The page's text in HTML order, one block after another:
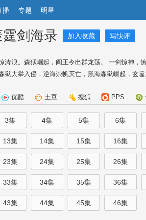
播 专题 明星
剑海录 加入收藏 写快评
涛浪。森狱崛起，阎王令出群龙荡。 一剑惊神，
狱大举入侵，逆海崇帆灭亡，黑海森狱崛起，玄
优酷 土豆 搜狐 PPS
3集 4集 5集 6集
13集 14集 15集 16集
23集 24集 25集 26集
33集 34集 35集 36集
43集 44集 45集 46集